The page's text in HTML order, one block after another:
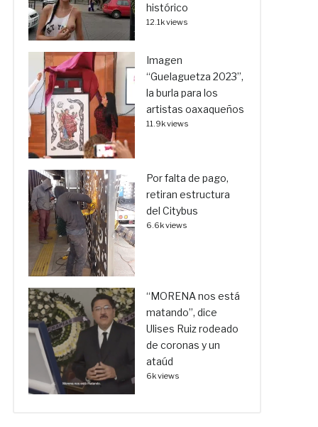
histórico
12.1k views
Imagen
“Guelaguetza 2023”,
la burla para los
artistas oaxaqueños
11.9k views
Por falta de pago,
retiran estructura
del Citybus
6.6k views
“MORENA nos está
matando”, dice
Ulises Ruiz rodeado
de coronas y un
ataúd
6k views